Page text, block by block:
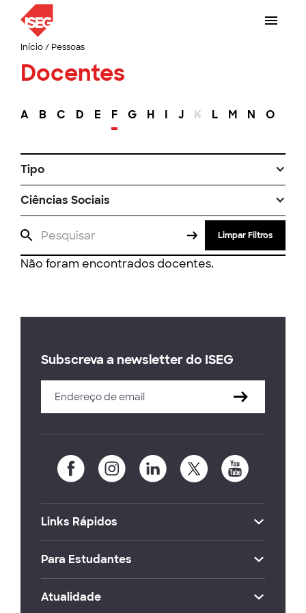
Início/ Pessoas
Docentes
A B C D E F G H I J K L M N O
Tipo
Ciências Sociais
Limpar Filtros
Não foram encontrados docentes.
Subscreva a newsletter do ISEG
Links Rápidos
Para Estudantes
Atualidade